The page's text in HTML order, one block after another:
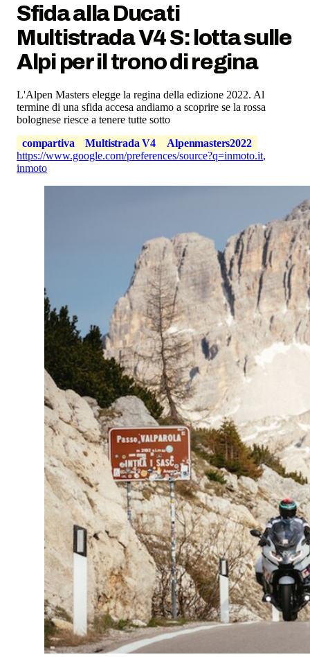
Sfida alla Ducati
Multistrada V4 S: lotta sulle
Alpi per il trono di regina
L'Alpen Masters elegge la regina della edizione 2022. Al
termine di una sfida accesa andiamo a scoprire se la rossa
bolognese riesce a tenere tutte sotto
compartiva
Multistrada V4
Alpenmasters2022
https://www.google.com/preferences/source?q=inmoto.it,
inmoto